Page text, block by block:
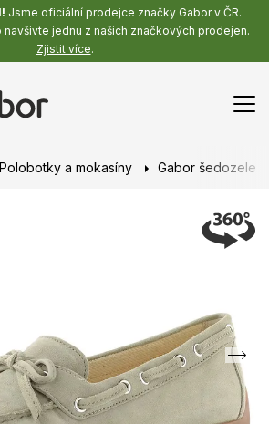
Jsme oficiální prodejce značky Gabor v ČR.
jednu z našich značkových prodejen.
Zjistit více.
Polobotky a mokasíny Gabor